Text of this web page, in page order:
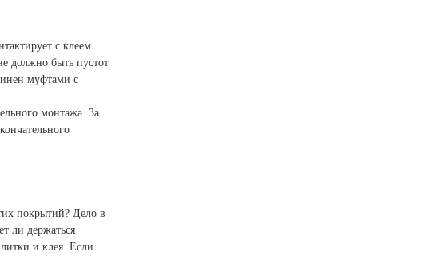
с клеем.
должно быть пустот
муфтами с
монтажа. За
покрытий? Дело в
ли держаться
и клея. Если